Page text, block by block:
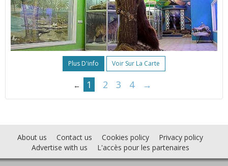
Plus D'info Voir Sur La Carte
← 1 2 3 4 →
About us Contact us Cookies policy
Privacy policy
Advertise with us
L'accès pour les partenaires